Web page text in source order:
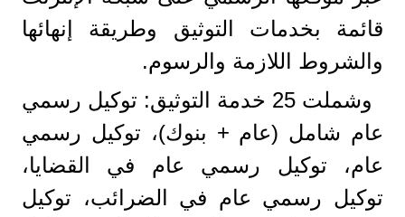
قائمة بخدمات التوثيق وطريقة إنهائها
والشروط اللازمة والرسوم.
وشملت 25 خدمة التوثيق: توكيل رسمي
عام شامل (عام + بنوك)، توكيل رسمي
عام، توكيل رسمي عام في القضايا،
توكيل رسمي عام في الضرائب، توكيل